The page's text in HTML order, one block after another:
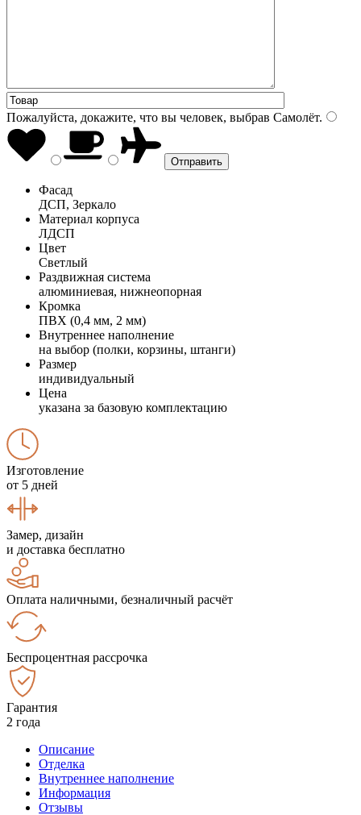
Пожалуйста, докажите, что вы человек, выбрав Самолёт.
Фасад
ДСП, Зеркало
Материал корпуса
ЛДСП
Цвет
Светлый
Раздвижная система
алюминиевая, нижнеопорная
Кромка
ПВХ (0,4 мм, 2 мм)
Внутреннее наполнение
на выбор (полки, корзины, штанги)
Размер
индивидуальный
Цена
указана за базовую комплектацию
Изготовление
от 5 дней
Замер, дизайн
и доставка бесплатно
Оплата наличными, безналичный расчёт
Беспроцентная рассрочка
Гарантия
2 года
Описание
Отделка
Внутреннее наполнение
Информация
Отзывы